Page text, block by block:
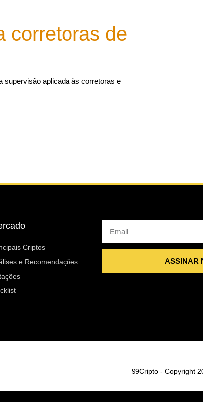
corretoras de
supervisão aplicada às corretoras e
Criptos
e Recomendações
ASSINAR
99Cripto - Copyright